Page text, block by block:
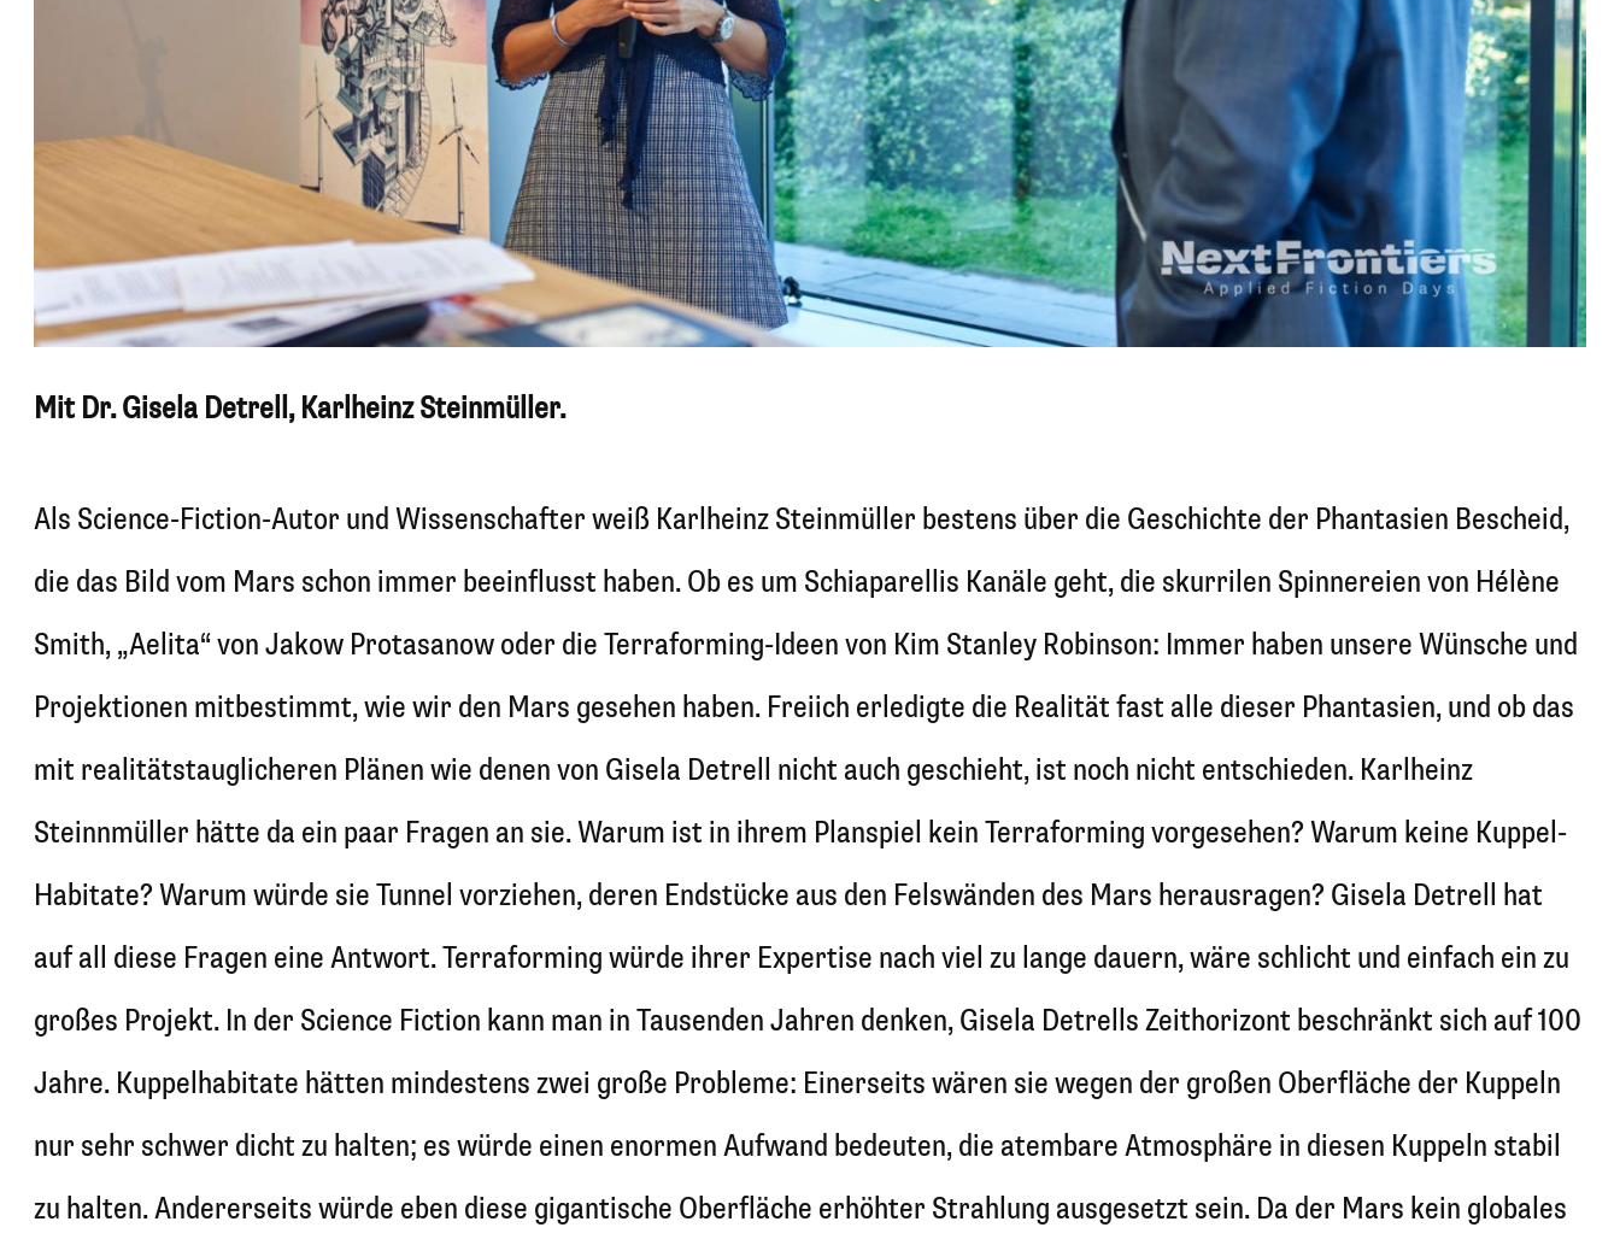
Mit Dr. Gisela Detrell, Karlheinz Steinmüller.
Als Science-Fiction-Autor und Wissenschafter weiß Karlheinz Steinmüller bestens über die Geschichte der Phantasien Bescheid,
die das Bild vom Mars schon immer beeinflusst haben. Ob es um Schiaparellis Kanäle geht, die skurrilen Spinnereien von Hélène
Smith, „Aelita“ von Jakow Protasanow oder die Terraforming-Ideen von Kim Stanley Robinson: Immer haben unsere Wünsche und
Projektionen mitbestimmt, wie wir den Mars gesehen haben. Freiich erledigte die Realität fast alle dieser Phantasien, und ob das
mit realitätstauglicheren Plänen wie denen von Gisela Detrell nicht auch geschieht, ist noch nicht entschieden. Karlheinz
Steinnmüller hätte da ein paar Fragen an sie. Warum ist in ihrem Planspiel kein Terraforming vorgesehen? Warum keine Kuppel-
Habitate? Warum würde sie Tunnel vorziehen, deren Endstücke aus den Felswänden des Mars herausragen? Gisela Detrell hat
auf all diese Fragen eine Antwort. Terraforming würde ihrer Expertise nach viel zu lange dauern, wäre schlicht und einfach ein zu
großes Projekt. In der Science Fiction kann man in Tausenden Jahren denken, Gisela Detrells Zeithorizont beschränkt sich auf 100
Jahre. Kuppelhabitate hätten mindestens zwei große Probleme: Einerseits wären sie wegen der großen Oberfläche der Kuppeln
nur sehr schwer dicht zu halten; es würde einen enormen Aufwand bedeuten, die atembare Atmosphäre in diesen Kuppeln stabil
zu halten. Andererseits würde eben diese gigantische Oberfläche erhöhter Strahlung ausgesetzt sein. Da der Mars kein globales